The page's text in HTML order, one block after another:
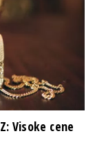
Visoke cene